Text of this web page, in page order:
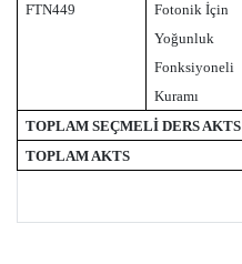
FTN449
Fotonik İçin
Yoğunluk
Fonksiyoneli
Kuramı
TOPLAM SEÇMELİ DERS AKTS
TOPLAM AKTS